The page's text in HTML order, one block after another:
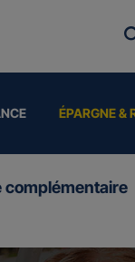
ÉPARGNE &
complémentaire